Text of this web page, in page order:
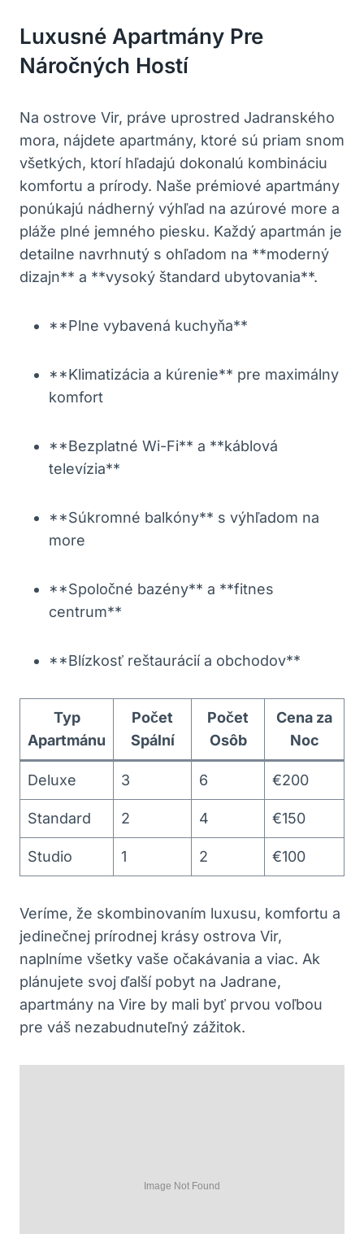
Luxusné Apartmány Pre
Náročných Hostí
Na ostrove Vir, práve uprostred Jadranského
mora, nájdete apartmány, ktoré sú priam snom
všetkých, ktorí hľadajú dokonalú kombináciu
komfortu a prírody. Naše prémiové apartmány
ponúkajú nádherný výhľad na azúrové more a
pláže plné jemného piesku. Každý apartmán je
detailne navrhnutý s ohľadom na **moderný
dizajn** a **vysoký štandard ubytovania**.
**Plne vybavená kuchyňa**
**Klimatizácia a kúrenie** pre maximálny
komfort
**Bezplatné Wi-Fi** a **káblová
televízia**
**Súkromné balkóny** s výhľadom na
more
**Spoločné bazény** a **fitnes
centrum**
**Blízkosť reštaurácií a obchodov**
Typ
Apartmánu
Počet
Spální
Počet
Osôb
Cena za
Noc
Deluxe 3 6 €200
Standard 2 4 €150
Studio 1 2 €100
Veríme, že skombinovaním luxusu, komfortu a
jedinečnej prírodnej krásy ostrova Vir,
naplníme všetky vaše očakávania a viac. Ak
plánujete svoj ďalší pobyt na Jadrane,
apartmány na Vire by mali byť prvou voľbou
pre váš nezabudnuteľný zážitok.